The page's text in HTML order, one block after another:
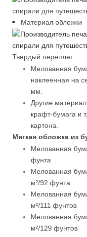
Материал обложки
Твердый переплет
Мелованная
наклеенная на
мм.
Другие
крафт-бумага и
картона.
Мягкая обложка из
Мелованная
фунта
Мелованная
м²/92 фунта
Мелованная
м²/111 фунтов
Мелованная
м²/129 фунтов